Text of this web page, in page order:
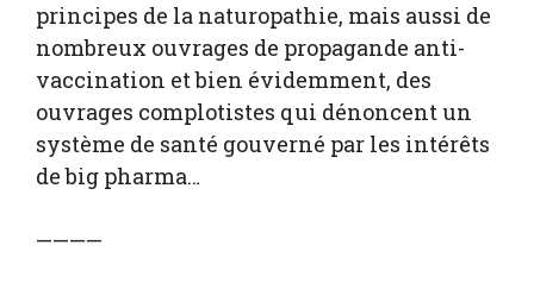
principes de la naturopathie, mais aussi de
nombreux ouvrages de propagande anti-
vaccination et bien évidemment, des
ouvrages complotistes qui dénoncent un
système de santé gouverné par les intérêts
de big pharma…
————